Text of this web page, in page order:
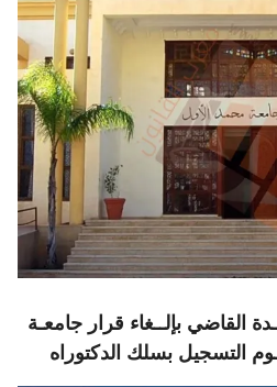
القاضي بإلــغاء قرار جامعـة
التسجيل بسلك الدكتوراه